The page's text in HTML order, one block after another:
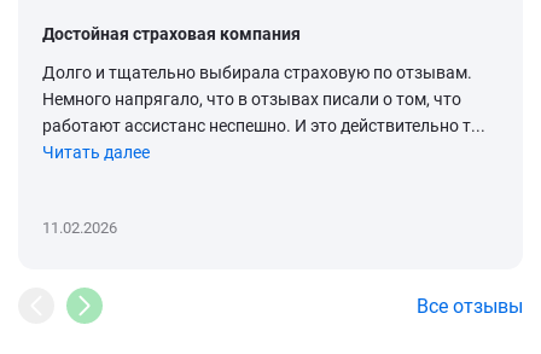
Достойная страховая компания
Долго и тщательно выбирала страховую по отзывам.
Немного напрягало, что в отзывах писали о том, что
работают ассистанс неспешно. И это действительно т...
Читать далее
11.02.2026
Все отзывы